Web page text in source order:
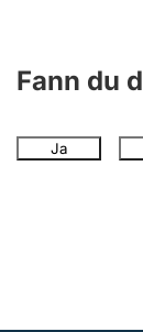
Fann du
Ja